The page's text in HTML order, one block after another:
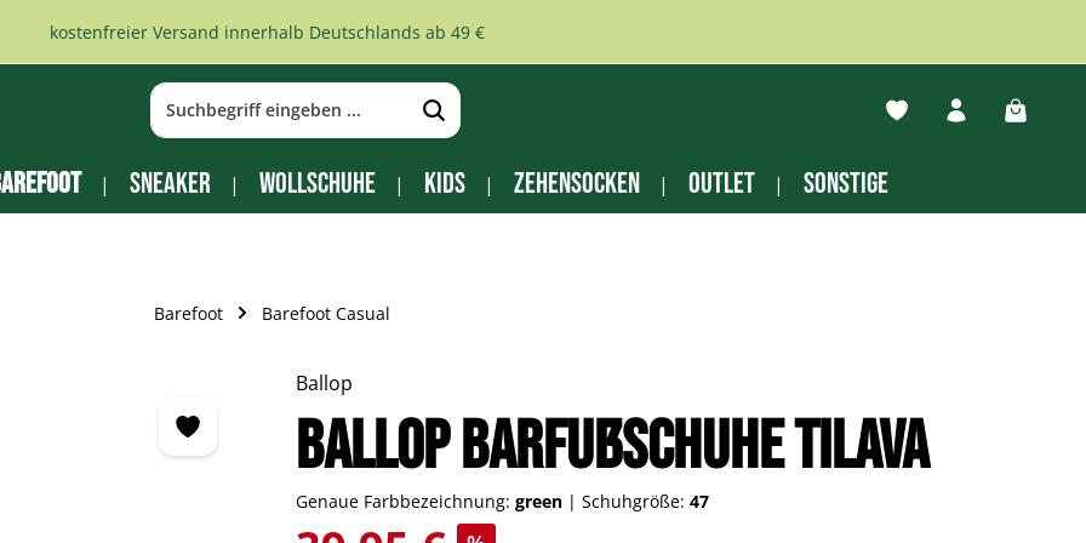
kostenfreier Versand innerhalb Deutschlands ab 49 €
Du hast 0 Produkte
Sneaker Wollschuhe Kids Zehensocken Outlet Sonstige
Barefoot Barefoot Casual
Ballop
Ballop Barfußschuhe Tilava
Genaue Farbbezeichnung: green | Schuhgröße: 47
Verkaufspreis: